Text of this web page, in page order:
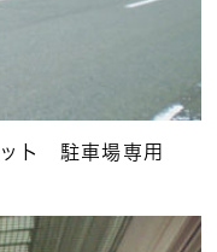
ト 駐車場専用